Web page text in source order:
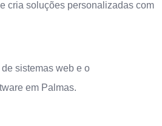
cria soluções personalizadas com
sistemas web e o
em Palmas.